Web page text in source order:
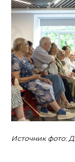
Источник фото: